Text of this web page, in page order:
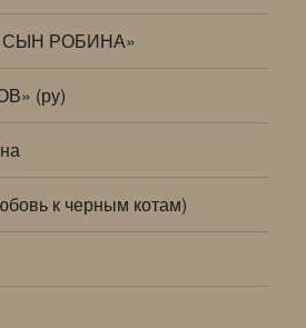
СЫН РОБИНА»
(ру)
к черным котам)